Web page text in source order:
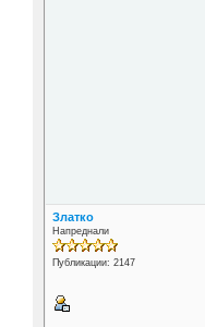
Златко
Напреднали
Публикации: 2147